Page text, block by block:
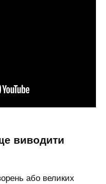
або великих